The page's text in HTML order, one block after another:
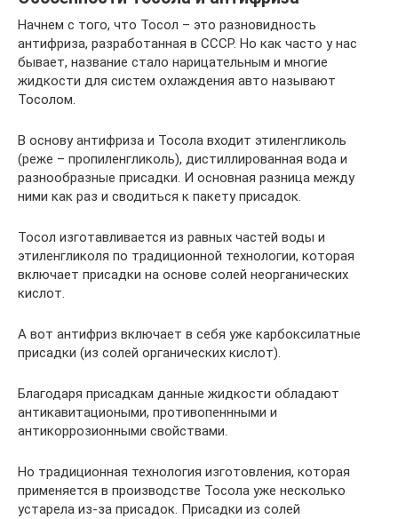
Начнем с того, что Тосол – это разновидность
антифриза, разработанная в СССР. Но как часто у нас
бывает, название стало нарицательным и многие
жидкости для систем охлаждения авто называют
Тосолом.
В основу антифриза и Тосола входит этиленгликоль
(реже – пропиленгликоль), дистиллированная вода и
разнообразные присадки. И основная разница между
ними как раз и сводиться к пакету присадок.
Тосол изготавливается из равных частей воды и
этиленгликоля по традиционной технологии, которая
включает присадки на основе солей неорганических
кислот.
А вот антифриз включает в себя уже карбоксилатные
присадки (из солей органических кислот).
Благодаря присадкам данные жидкости обладают
антикавитациоными, противопеннными и
антикоррозионными свойствами.
Но традиционная технология изготовления, которая
применяется в производстве Тосола уже несколько
устарела из-за присадок. Присадки из солей